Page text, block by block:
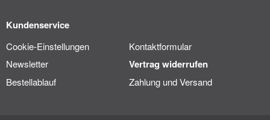
Kundenservice
Cookie-Einstellungen
Kontaktformular
Newsletter
Vertrag widerrufen
Bestellablauf Zahlung und Versand